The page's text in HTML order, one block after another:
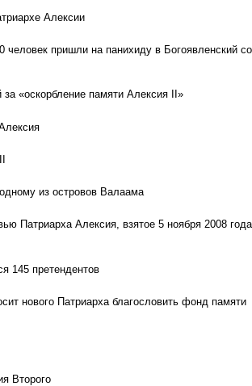
Алексии
человек пришли на панихиду в Богоявленский
«оскорбление памяти Алексия II»
из островов Валаама
Патриарха Алексия, взятое 5 ноября 2008 года
145 претендентов
нового Патриарха благословить фонд памяти
Второго